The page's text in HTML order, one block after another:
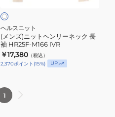
リ
ー
ネ
ッ
ク
HR25F-
M166
ヘルスニット
(メンズ)ニットヘンリーネック 長
袖 HR25F-M166 IVR
￥17,380 （税込）
2,370ポイント (15%) UP
1